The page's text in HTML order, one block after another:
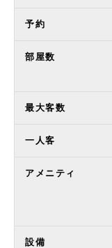
予約
部屋数
最大客数
一人客
アメニティ
設備